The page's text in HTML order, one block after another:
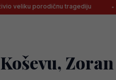
tragediju Stroga